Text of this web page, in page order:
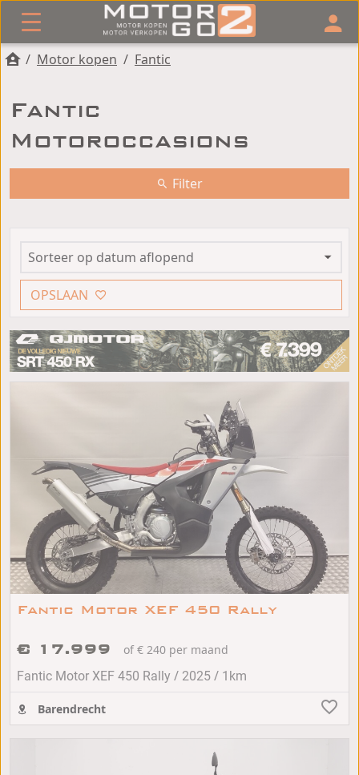
/ Motor kopen / Fantic
Fantic
Motoroccasions
Filter
OPSLAAN
Fantic Motor XEF 450 Rally
€ 17.999
of € 240 per maand
Fantic Motor XEF 450 Rally / 2025 / 1km
Barendrecht